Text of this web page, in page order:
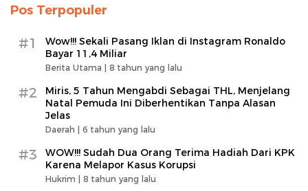
Pos Terpopuler
#1
Wow!!! Sekali Pasang Iklan di Instagram Ronaldo
Bayar 11,4 Miliar
Berita Utama | 8 tahun yang lalu
#2
Miris, 5 Tahun Mengabdi Sebagai THL, Menjelang
Natal Pemuda Ini Diberhentikan Tanpa Alasan
Jelas
Daerah | 6 tahun yang lalu
#3
WOW!!! Sudah Dua Orang Terima Hadiah Dari KPK
Karena Melapor Kasus Korupsi
Hukrim | 8 tahun yang lalu